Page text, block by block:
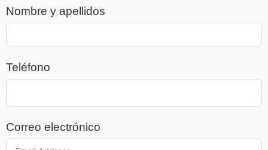
Nombre y apellidos
Teléfono
Correo electrónico